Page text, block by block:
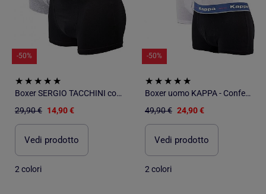
-50%
Boxer SERGIO TACCHINI confezione da 3
29,90 € 14,90 €
Vedi prodotto
2 colori
-50%
Boxer uomo KAPPA - Confezione da 4
49,90 € 24,90 €
Vedi prodotto
2 colori